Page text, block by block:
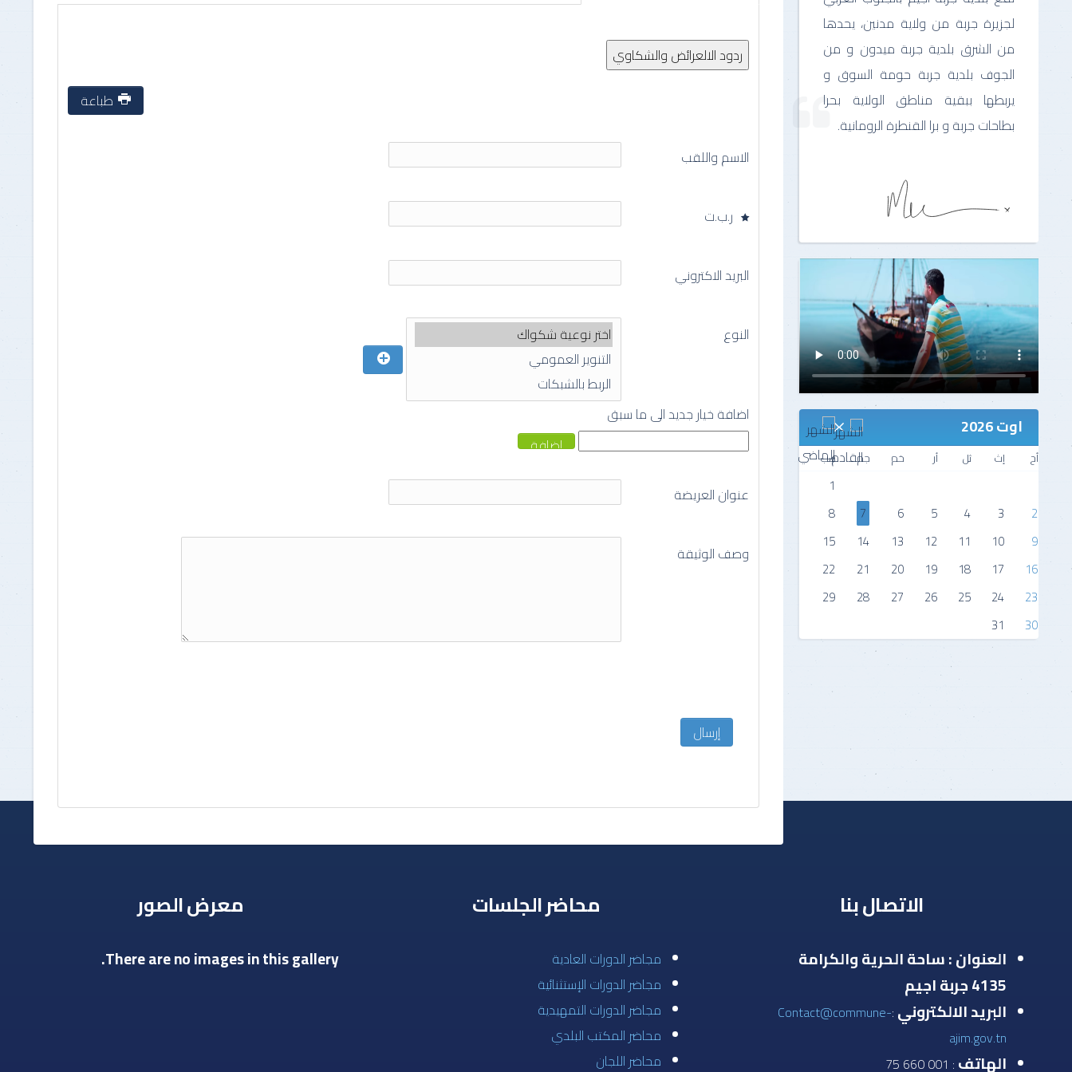
طباعة
الاسم واللقب
ر.ب.ت
البريد الاكتروني
النوع
اضافة خيار جديد الى ما سبق
عنوان العريضة
وصف الوثيقة
إرسال
لجزيرة جربة من ولاية مدنين، يحدها
من الشرق بلدية جربة ميدون و من
الجوف بلدية جربة حومة السوق و
يربطها ببقية مناطق الولاية بحرا
بطاحات جربة و برا القنطرة الرومانية.
اوت 2026
أح إث ثل أر خم جم سب
1
2
3
4
5
6
7
8
9
10
11
12
13
14
15
16
17
18
19
20
21
22
23
24
25
26
27
28
29
30
31
الاتصال بنا
العنوان : ساحة الحرية والكرامة
4135 جربة اجيم
البريد الالكتروني :
Contact@commune-
ajim.gov.tn
الهاتف : 001 660 75
محاضر الجلسات
مجاضر الدورات العادية
مجاضر الدورات الإستثنائية
مجاضر الدورات التمهيدية
محاضر المكتب البلدي
محاضر اللجان
معرض الصور
There are no images in this gallery.